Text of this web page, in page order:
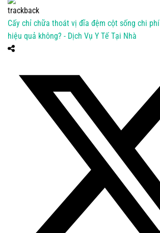
Cấy chỉ chữa thoát vị đĩa đệm cột sống chi
hiệu quả không? - Dịch Vụ Y Tế Tại Nhà